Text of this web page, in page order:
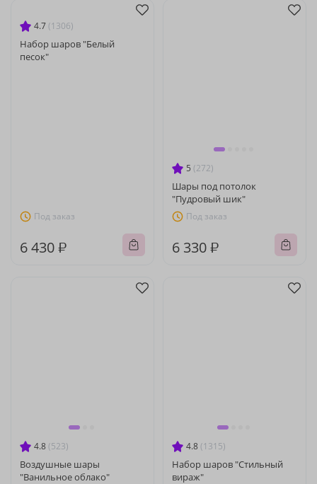
4.7 (1306)
Набор шаров "Белый
песок"
Под заказ
6 430 ₽
5 (272)
Шары под потолок
"Пудровый шик"
Под заказ
6 330 ₽
4.8 (523)
Воздушные шары
"Ванильное облако"
4.8 (1315)
Набор шаров "Стильный
вираж"